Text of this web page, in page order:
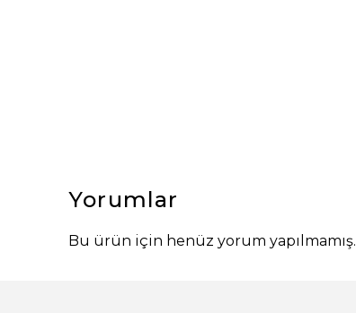
Yorumlar
Bu ürün için henüz yorum yapılmamış.